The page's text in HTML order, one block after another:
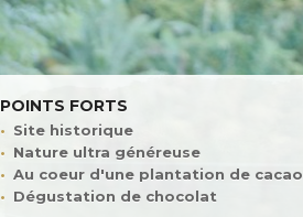
POINTS FORTS
Site historique
Nature ultra généreuse
Au coeur d'une plantation de cacao
Dégustation de chocolat